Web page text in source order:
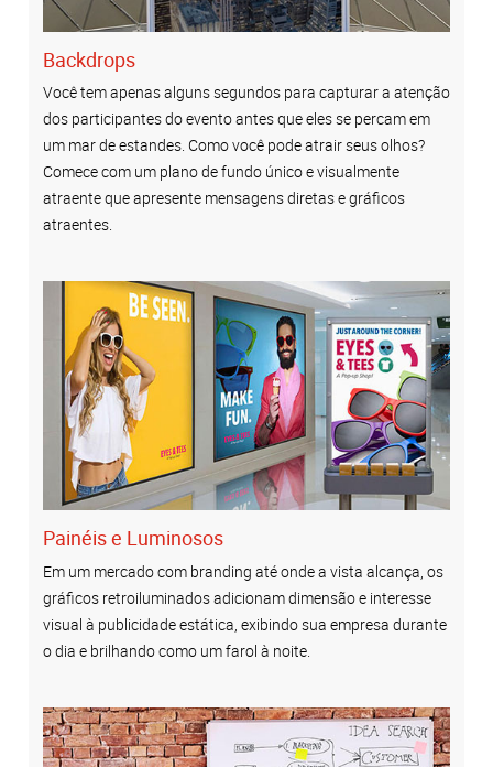
Backdrops
Você tem apenas alguns segundos para capturar a atenção
dos participantes do evento antes que eles se percam em
um mar de estandes. Como você pode atrair seus olhos?
Comece com um plano de fundo único e visualmente
atraente que apresente mensagens diretas e gráficos
atraentes.
Painéis e Luminosos
Em um mercado com branding até onde a vista alcança, os
gráficos retroiluminados adicionam dimensão e interesse
visual à publicidade estática, exibindo sua empresa durante
o dia e brilhando como um farol à noite.